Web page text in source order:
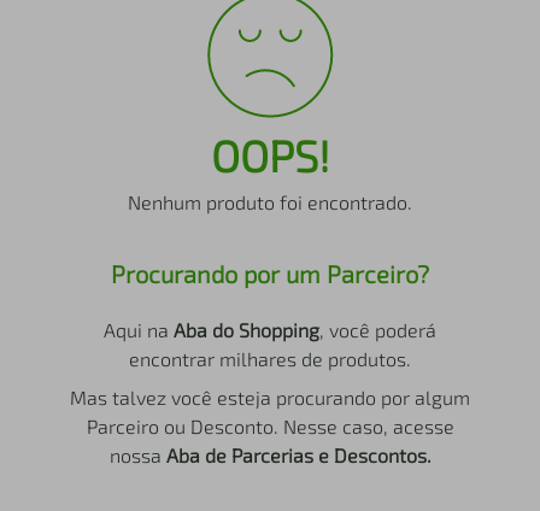
OOPS!
Nenhum produto foi encontrado.
Procurando por um Parceiro?
Aqui na Aba do Shopping, você poderá
encontrar milhares de produtos.
Mas talvez você esteja procurando por algum
Parceiro ou Desconto. Nesse caso, acesse
nossa Aba de Parcerias e Descontos.
iphone